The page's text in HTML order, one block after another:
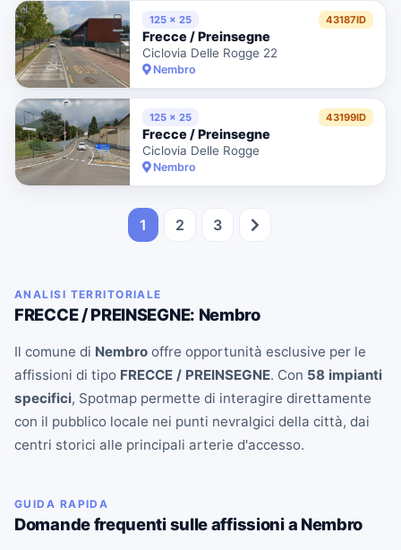
125 x 25 43187ID
Frecce / Preinsegne
Ciclovia Delle Rogge 22
Nembro
125 x 25 43199ID
Frecce / Preinsegne
Ciclovia Delle Rogge
Nembro
1 2 3
ANALISI TERRITORIALE
FRECCE / PREINSEGNE: Nembro
Il comune di Nembro offre opportunità esclusive per le
affissioni di tipo FRECCE / PREINSEGNE. Con 58 impianti
specifici, Spotmap permette di interagire direttamente
con il pubblico locale nei punti nevralgici della città, dai
centri storici alle principali arterie d'accesso.
GUIDA RAPIDA
Domande frequenti sulle affissioni a Nembro